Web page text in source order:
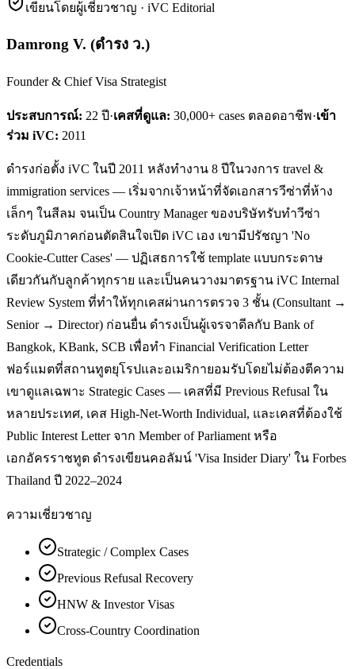
เขียนโดยผู้เชี่ยวชาญ · iVC Editorial
Damrong V. (ดำรง ว.)
Founder & Chief Visa Strategist
ประสบการณ์: 22 ปี·เคสที่ดูแล: 30,000+ cases ตลอดอาชีพ·เข้า
ร่วม iVC: 2011
ดำรงก่อตั้ง iVC ในปี 2011 หลังทำงาน 8 ปีในวงการ travel &
immigration services — เริ่มจากเจ้าหน้าที่จัดเอกสารวีซ่าที่ห้าง
เล็กๆ ในสีลม จนเป็น Country Manager ของบริษัทรับทำวีซ่า
ระดับภูมิภาคก่อนตัดสินใจเปิด iVC เอง เขามีปรัชญา 'No
Cookie-Cutter Cases' — ปฏิเสธการใช้ template แบบกระดาษ
เดียวกันกับลูกค้าทุกราย และเป็นคนวางมาตรฐาน iVC Internal
Review System ที่ทำให้ทุกเคสผ่านการตรวจ 3 ชั้น (Consultant →
Senior → Director) ก่อนยื่น ดำรงเป็นผู้เจรจาดีลกับ Bank of
Bangkok, KBank, SCB เพื่อทำ Financial Verification Letter
ฟอร์แมตที่สถานทูตยุโรปและอเมริกายอมรับโดยไม่ต้องตีความ
เขาดูแลเฉพาะ Strategic Cases — เคสที่มี Previous Refusal ใน
หลายประเทศ, เคส High-Net-Worth Individual, และเคสที่ต้องใช้
Public Interest Letter จาก Member of Parliament หรือ
เอกอัครราชทูต ดำรงเขียนคอลัมน์ 'Visa Insider Diary' ใน Forbes
Thailand ปี 2022–2024
ความเชี่ยวชาญ
Strategic / Complex Cases
Previous Refusal Recovery
HNW & Investor Visas
Cross-Country Coordination
Credentials